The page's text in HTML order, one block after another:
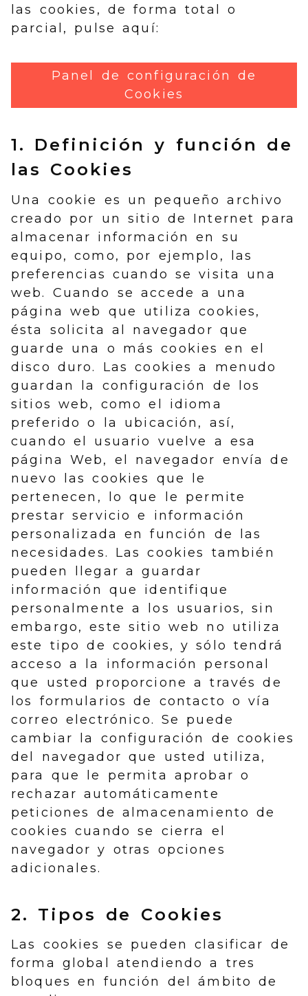
las cookies, de forma total o
parcial, pulse aquí:
Panel de configuración de
Cookies
1. Definición y función de
las Cookies
Una cookie es un pequeño archivo
creado por un sitio de Internet para
almacenar información en su
equipo, como, por ejemplo, las
preferencias cuando se visita una
web. Cuando se accede a una
página web que utiliza cookies,
ésta solicita al navegador que
guarde una o más cookies en el
disco duro. Las cookies a menudo
guardan la configuración de los
sitios web, como el idioma
preferido o la ubicación, así,
cuando el usuario vuelve a esa
página Web, el navegador envía de
nuevo las cookies que le
pertenecen, lo que le permite
prestar servicio e información
personalizada en función de las
necesidades. Las cookies también
pueden llegar a guardar
información que identifique
personalmente a los usuarios, sin
embargo, este sitio web no utiliza
este tipo de cookies, y sólo tendrá
acceso a la información personal
que usted proporcione a través de
los formularios de contacto o vía
correo electrónico. Se puede
cambiar la configuración de cookies
del navegador que usted utiliza,
para que le permita aprobar o
rechazar automáticamente
peticiones de almacenamiento de
cookies cuando se cierra el
navegador y otras opciones
adicionales.
2. Tipos de Cookies
Las cookies se pueden clasificar de
forma global atendiendo a tres
bloques en función del ámbito de